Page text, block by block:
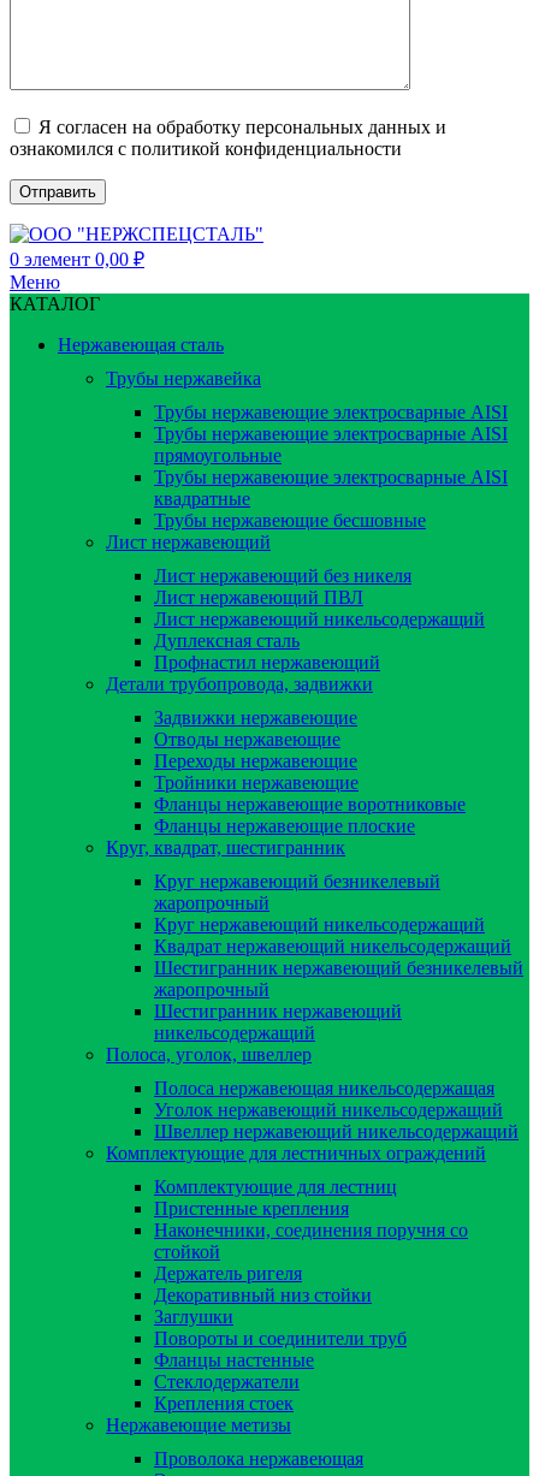
Я согласен на обработку персональных данных и
ознакомился с политикой конфиденциальности
0 элемент 0,00 ₽
Меню
КАТАЛОГ
Нержавеющая сталь
Трубы нержавейка
Трубы нержавеющие электросварные AISI
Трубы нержавеющие электросварные AISI
прямоугольные
Трубы нержавеющие электросварные AISI
квадратные
Трубы нержавеющие бесшовные
Лист нержавеющий
Лист нержавеющий без никеля
Лист нержавеющий ПВЛ
Лист нержавеющий никельсодержащий
Дуплексная сталь
Профнастил нержавеющий
Детали трубопровода, задвижки
Задвижки нержавеющие
Отводы нержавеющие
Переходы нержавеющие
Тройники нержавеющие
Фланцы нержавеющие воротниковые
Фланцы нержавеющие плоские
Круг, квадрат, шестигранник
Круг нержавеющий безникелевый
жаропрочный
Круг нержавеющий никельсодержащий
Квадрат нержавеющий никельсодержащий
Шестигранник нержавеющий безникелевый
жаропрочный
Шестигранник нержавеющий
никельсодержащий
Полоса, уголок, швеллер
Полоса нержавеющая никельсодержащая
Уголок нержавеющий никельсодержащий
Швеллер нержавеющий никельсодержащий
Комплектующие для лестничных ограждений
Комплектующие для лестниц
Пристенные крепления
Наконечники, соединения поручня со
стойкой
Держатель ригеля
Декоративный низ стойки
Заглушки
Повороты и соединители труб
Фланцы настенные
Стеклодержатели
Крепления стоек
Нержавеющие метизы
Проволока нержавеющая